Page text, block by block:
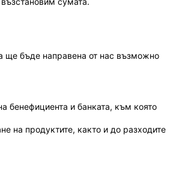
ще бъде направена от нас възможно
бенефициента и банката, към която
на продуктите, както и до разходите